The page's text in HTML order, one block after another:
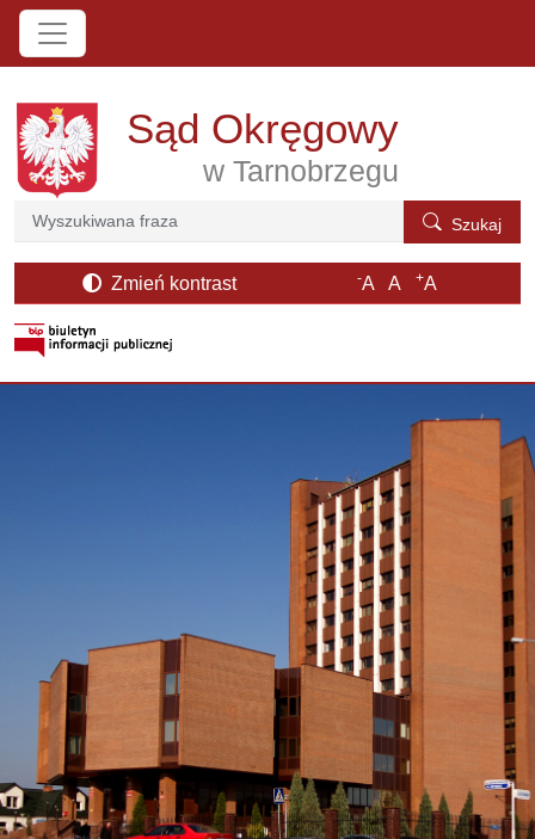
Przejdź do treści
Sąd Okręgowy
w Tarnobrzegu
Szukaj
Szukaj
Zmień kontrast -A A +A
otwiera się w nowym oknie